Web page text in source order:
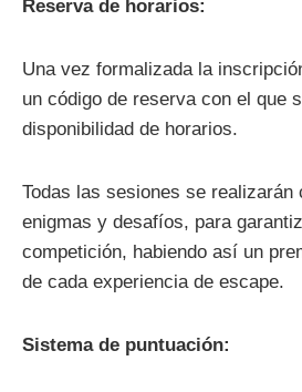
Reserva de horarios:
Una vez formalizada la
un código de reserva con el que
disponibilidad de horarios.
Todas las sesiones se realizarán
enigmas y desafíos, para
competición, habiendo así un
de cada experiencia de escape.
Sistema de puntuación: